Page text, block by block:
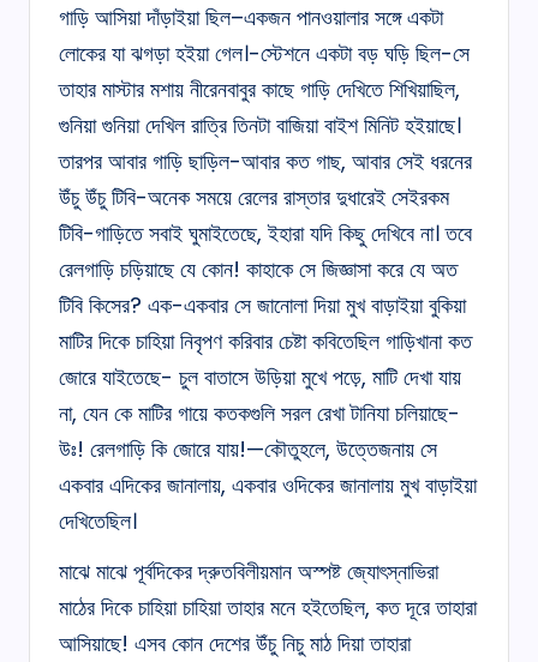
গাড়ি আসিয়া দাঁড়াইয়া ছিল–একজন পানওয়ালার সঙ্গে একটা
লোকের যা ঝগড়া হইয়া গেল।-স্টেশনে একটা বড় ঘড়ি ছিল-সে
তাহার মাস্টার মশায় নীরেনবাবুর কাছে গাড়ি দেখিতে শিখিয়াছিল,
গুনিয়া গুনিয়া দেখিল রাত্রি তিনটা বাজিয়া বাইশ মিনিট হইয়াছে।
তারপর আবার গাড়ি ছাড়িল-আবার কত গাছ, আবার সেই ধরনের
উঁচু উঁচু টিবি-অনেক সময়ে রেলের রাস্তার দুধারেই সেইরকম
টিবি-গাড়িতে সবাই ঘুমাইতেছে, ইহারা যদি কিছু দেখিবে না। তবে
রেলগাড়ি চড়িয়াছে যে কোন! কাহাকে সে জিজ্ঞাসা করে যে অত
টিবি কিসের? এক-একবার সে জানোলা দিয়া মুখ বাড়াইয়া বুকিয়া
মাটির দিকে চাহিয়া নিবৃপণ করিবার চেষ্টা কবিতেছিল গাড়িখানা কত
জোরে যাইতেছে- চুল বাতাসে উড়িয়া মুখে পড়ে, মাটি দেখা যায়
না, যেন কে মাটির গায়ে কতকগুলি সরল রেখা টানিযা চলিয়াছে-
উঃ! রেলগাড়ি কি জোরে যায়!—কৌতুহলে, উত্তেজনায় সে
একবার এদিকের জানালায়, একবার ওদিকের জানালায় মুখ বাড়াইয়া
দেখিতেছিল।
মাঝে মাঝে পূর্বদিকের দ্রুতবিলীয়মান অস্পষ্ট জ্যোৎস্নাভিরা
মাঠের দিকে চাহিয়া চাহিয়া তাহার মনে হইতেছিল, কত দূরে তাহারা
আসিয়াছে! এসব কোন দেশের উঁচু নিচু মাঠ দিয়া তাহারা